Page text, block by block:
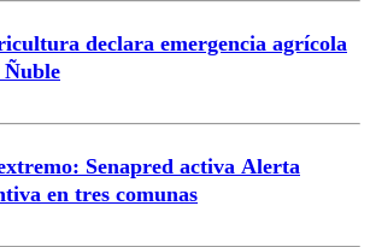
declara emergencia agrícola
Senapred activa Alerta
en tres comunas